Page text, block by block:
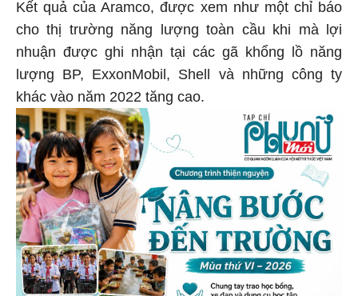
Kết quả của Aramco, được xem như một chỉ báo
cho thị trường năng lượng toàn cầu khi mà lợi
nhuận được ghi nhận tại các gã khổng lồ năng
lượng BP, ExxonMobil, Shell và những công ty
khác vào năm 2022 tăng cao.